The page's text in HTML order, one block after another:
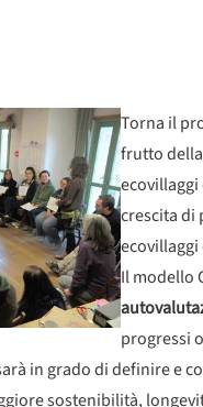
Torna il
frutto
crescita di
Il modello
progressi
in grado di definire e
sostenibilità,